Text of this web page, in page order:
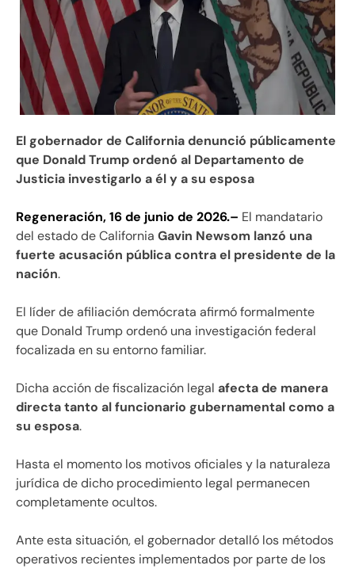
El gobernador de California denunció públicamente
que Donald Trump ordenó al Departamento de
Justicia investigarlo a él y a su esposa
Regeneración, 16 de junio de 2026.– El mandatario
del estado de California Gavin Newsom lanzó una
fuerte acusación pública contra el presidente de la
nación.
El líder de afiliación demócrata afirmó formalmente
que Donald Trump ordenó una investigación federal
focalizada en su entorno familiar.
Dicha acción de fiscalización legal afecta de manera
directa tanto al funcionario gubernamental como a
su esposa.
Hasta el momento los motivos oficiales y la naturaleza
jurídica de dicho procedimiento legal permanecen
completamente ocultos.
Ante esta situación, el gobernador detalló los métodos
operativos recientes implementados por parte de los